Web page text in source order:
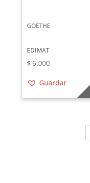
GOETHE
EDIMAT
$ 6.000
Guardar